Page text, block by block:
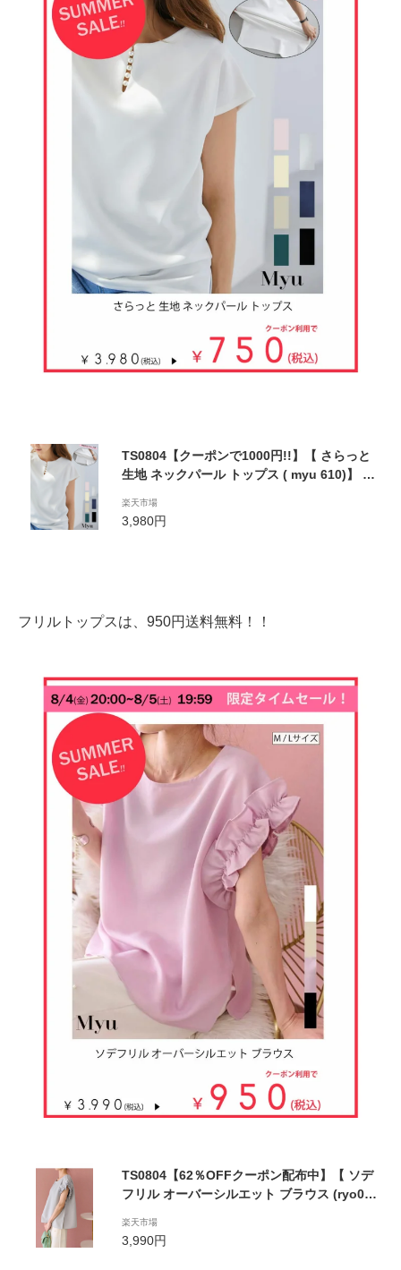
TS0804【クーポンで1000円!!】【 さらっと
生地 ネックパール トップス ( myu 610)】 レ
イト ブラック ピンク イエロー ネイビー グリ
ーン グレージュ ノースリーブ メル2
楽天市場
3,980円
フリルトップスは、950円送料無料！！
TS0804【62％OFFクーポン配布中】【 ソデ
フリル オーバーシルエット ブラウス (ryo01
ック ホワイト グリーン ピンク イエロー ティ
アード シャツ 夏 夏服 メール便OK メル2
楽天市場
3,990円